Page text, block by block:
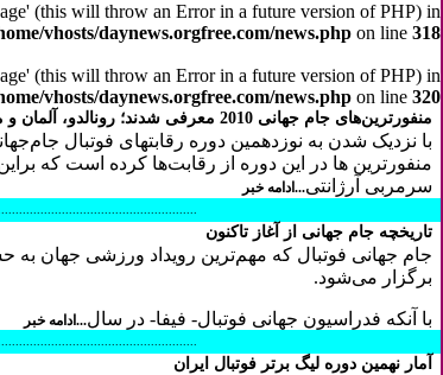
(this will throw an Error in a future version of PHP) in
vhosts/daynews.orgfree.com/news.phpon line 318
(this will throw an Error in a future version of PHP) in
vhosts/daynews.orgfree.com/news.phpon line 320
منفورترین‌های جام جهانی 2010 معرفی شدند؛ رونالدو، آلمان و مارادونا
با نزدیک شدن به نوزدهمین دوره رقابتهای فوتبال
منفورترین ها در این دوره از رقابت‌ها کرده است که
سرمربی آرژانتی...ادامه خبر
تاریخچه جام جهانی از آغاز تاکنون
برگزار می‌شود.
با آنکه فدراسیون جهانی فوتبال- فیفا- در سال...ادامه خبر
آمار نهمين دوره ليگ برتر فوتبال ایران